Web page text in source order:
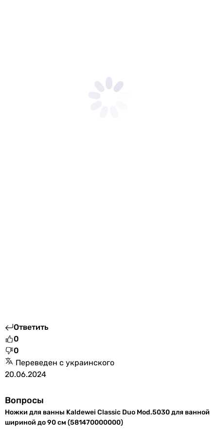
Ответить
0
0
Переведен с украинского
20.06.2024
Вопросы
Ножки для ванны Kaldewei Classic Duo Mod.5030 для ванной
шириной до 90 см (581470000000)